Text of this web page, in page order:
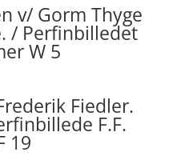
v/ Gorm Thyge
/ Perfinbilledet
W 5
Fiedler.
F.F.
19